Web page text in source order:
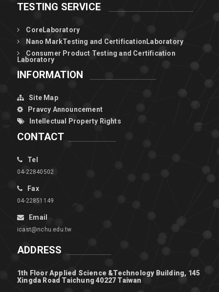
TESTING SERVICE
CoreLaboratory
Nano MarkTesting and CertificationLaboratory
Consumer Product Testing and Certification
Laboratory
INFORMATION
Site Map
Pravcy Announcement
Intellectual Property Rights
CONTACT
Tel
04-22840502
Fax
04-22851149
Email
icast@nchu.edu.tw
ADDRESS
1th Floor Applied Science &Technology Building, 145
Xingda Road Taichung 40227 Taiwan